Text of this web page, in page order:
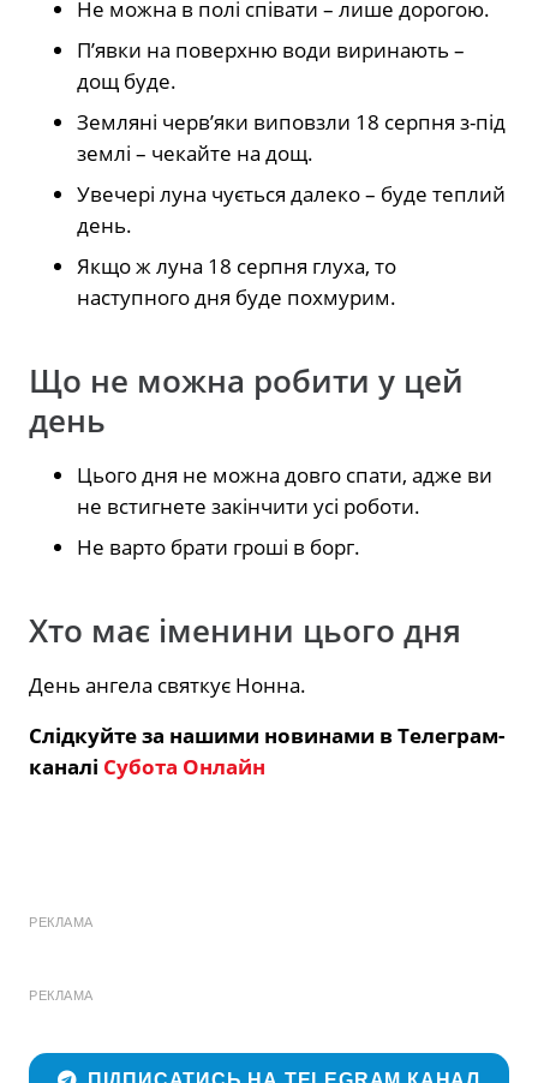
Не можна в полі співати – лише дорогою.
П’явки на поверхню води виринають –
дощ буде.
Земляні черв’яки виповзли 18 серпня з-під
землі – чекайте на дощ.
Увечері луна чується далеко – буде теплий
день.
Якщо ж луна 18 серпня глуха, то
наступного дня буде похмурим.
Що не можна робити у цей
день
Цього дня не можна довго спати, адже ви
не встигнете закінчити усі роботи.
Не варто брати гроші в борг.
Хто має іменини цього дня
День ангела святкує Нонна.
Слідкуйте за нашими новинами в Телеграм-
каналі Субота Онлайн
РЕКЛАМА
РЕКЛАМА